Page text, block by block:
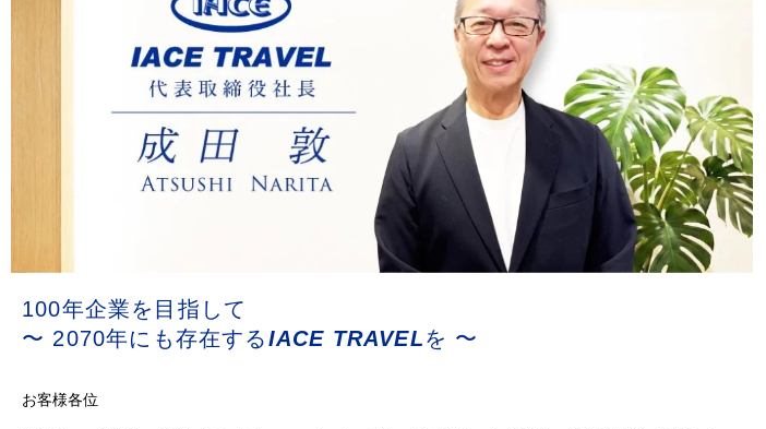
100年企業を目指して
〜 2070年にも存在するIACE TRAVELを 〜
お客様各位